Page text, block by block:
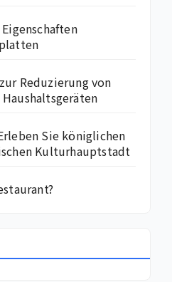
Reduzierung von
Sie königlichen
Kulturhauptstadt